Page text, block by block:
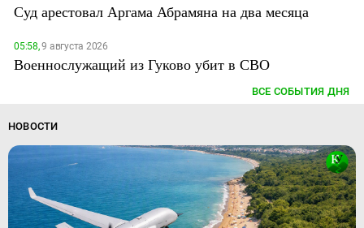
Суд арестовал Аргама Абрамяна на два месяца
05:58,9 августа 2026
Военнослужащий из Гуково убит в СВО
ВСЕ СОБЫТИЯ ДНЯ
НОВОСТИ